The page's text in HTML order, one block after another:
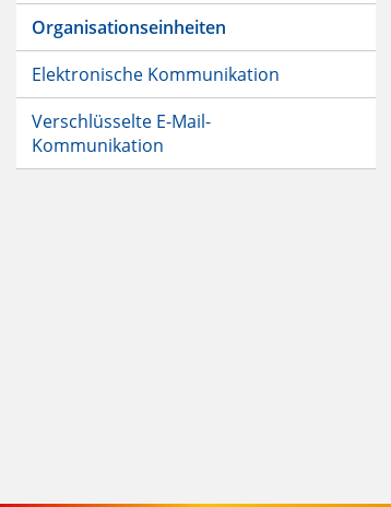
Organisationseinheiten
Elektronische Kommunikation
Verschlüsselte E-Mail-
Kommunikation